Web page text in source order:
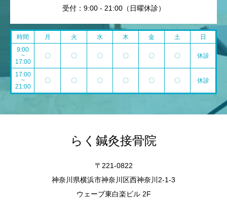
受付：9:00 - 21:00（日曜休診）
時間 月 火 水 木 金 土
日
9:00
~
17:00
〇 〇 〇 〇 〇 〇 休診
17:00
~
21:00
〇 〇 〇 〇 〇 〇 休診
らく鍼灸接骨院
〒221-0822
神奈川県横浜市神奈川区西神奈川2-1-3
ウェーブ東白楽ビル 2F